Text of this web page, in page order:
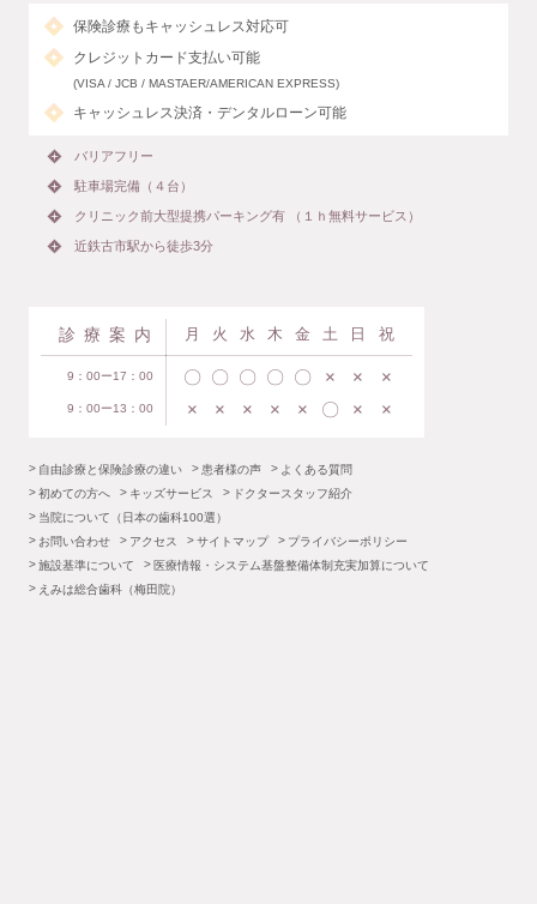
保険診療もキャッシュレス対応可
クレジットカード支払い可能
(VISA / JCB / MASTAER/AMERICAN EXPRESS)
キャッシュレス決済・デンタルローン可能
バリアフリー
駐車場完備（４台）
クリニック前大型提携パーキング有 （１ｈ無料サービス）
近鉄古市駅から徒歩3分
診療案内 月 火 水 木 金 土 日 祝
9：00ー17：00 〇 〇 〇 〇 〇 × × ×
9：00ー13：00 × × × × × 〇 × ×
自由診療と保険診療の違い 患者様の声
よくある質問
初めての方へ
キッズサービス
ドクタースタッフ紹介
当院について（日本の歯科100選）
お問い合わせ
アクセス サイトマップ
プライバシーポリシー
施設基準について
医療情報・システム基盤整備体制充実加算について
えみは総合歯科（梅田院）